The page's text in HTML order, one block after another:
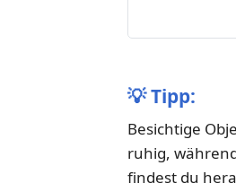
💡Tipp:
Besichtige
ruhig,
findest du